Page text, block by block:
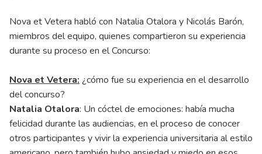
Nova et Vetera habló con Natalia Otalora y Nicolás Barón,
miembros del equipo, quienes compartieron su experiencia
durante su proceso en el Concurso:
Nova et Vetera: ¿cómo fue su experiencia en el desarrollo
del concurso?
Natalia Otalora: Un cóctel de emociones: había mucha
felicidad durante las audiencias, en el proceso de conocer
otros participantes y vivir la experiencia universitaria al estilo